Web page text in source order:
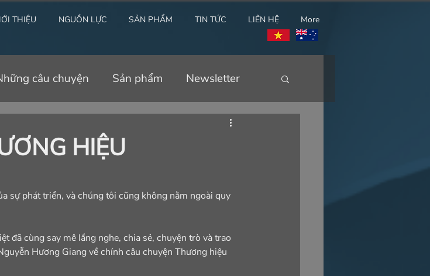
THIỆU NGUỒN LỰC SẢN PHẨM TIN TỨC LIÊN HỆ More
câu chuyện Sản phẩm Newsletter
HIỆU
sự phát triển, và chúng tôi cũng không nằm ngoài quy
đã cùng say mê lắng nghe, chia sẻ, chuyện trò và trao
Hương Giang về chính câu chuyện Thương hiệu